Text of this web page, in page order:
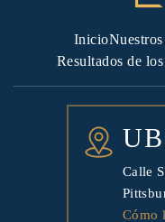
Inicio
Resultados de
Calle
Cómo